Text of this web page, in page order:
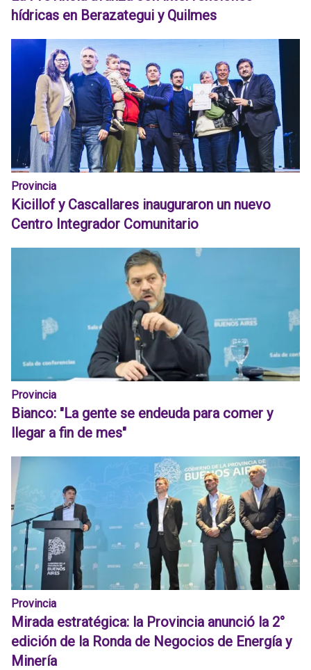
hídricas en Berazategui y Quilmes
Provincia
Kicillof y Cascallares inauguraron un nuevo
Centro Integrador Comunitario
Provincia
Bianco: "La gente se endeuda para comer y
llegar a fin de mes"
Provincia
Mirada estratégica: la Provincia anunció la 2°
edición de la Ronda de Negocios de Energía y
Minería